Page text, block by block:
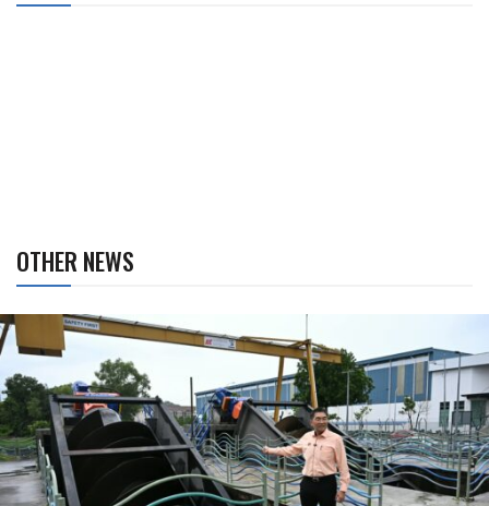
OTHER NEWS